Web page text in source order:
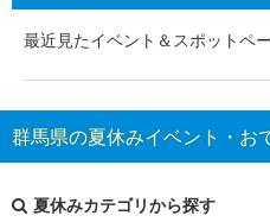
最近見たイベント＆スポットペ
群馬県の夏休みイベント・お
夏休みカテゴリから探す